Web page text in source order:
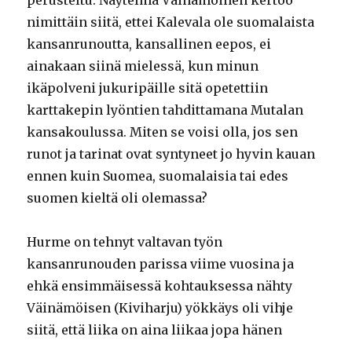
nimittäin siitä, ettei Kalevala ole suomalaista
kansanrunoutta, kansallinen eepos, ei
ainakaan siinä mielessä, kun minun
ikäpolveni jukuripäille sitä opetettiin
karttakepin lyöntien tahdittamana Mutalan
kansakoulussa. Miten se voisi olla, jos sen
runot ja tarinat ovat syntyneet jo hyvin kauan
ennen kuin Suomea, suomalaisia tai edes
suomen kieltä oli olemassa?
Hurme on tehnyt valtavan työn
kansanrunouden parissa viime vuosina ja
ehkä ensimmäisessä kohtauksessa nähty
Väinämöisen (Kiviharju) yökkäys oli vihje
siitä, että liika on aina liikaa jopa hänen